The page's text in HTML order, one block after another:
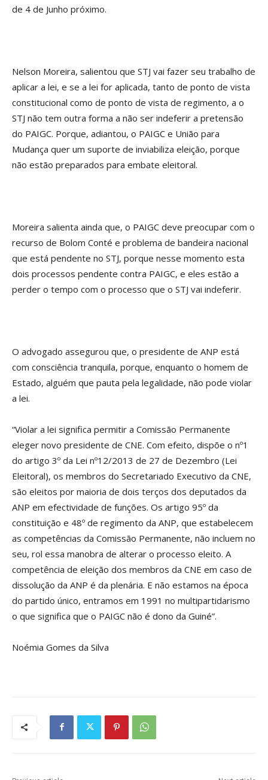
de 4 de Junho próximo.
Nelson Moreira, salientou que STJ vai fazer seu trabalho de
aplicar a lei, e se a lei for aplicada, tanto de ponto de vista
constitucional como de ponto de vista de regimento, a o
STJ não tem outra forma a não ser indeferir a pretensão
do PAIGC. Porque, adiantou, o PAIGC e União para
Mudança quer um suporte de inviabiliza eleição, porque
não estão preparados para embate eleitoral.
Moreira salienta ainda que, o PAIGC deve preocupar com o
recurso de Bolom Conté e problema de bandeira nacional
que está pendente no STJ, porque nesse momento esta
dois processos pendente contra PAIGC, e eles estão a
perder o tempo com o processo que o STJ vai indeferir.
O advogado assegurou que, o presidente de ANP está
com consciência tranquila, porque, enquanto o homem de
Estado, alguém que pauta pela legalidade, não pode violar
a lei.
“Violar a lei significa permitir a Comissão Permanente
eleger novo presidente de CNE. Com efeito, dispõe o nº1
do artigo 3º da Lei nº12/2013 de 27 de Dezembro (Lei
Eleitoral), os membros do Secretariado Executivo da CNE,
são eleitos por maioria de dois terços dos deputados da
ANP em efectividade de funções. Os artigo 95º da
constituição e 48º de regimento da ANP, que estabelecem
as competências da Comissão Permanente, não incluem no
seu, rol essa manobra de alterar o processo eleito. A
competência de eleição dos membros da CNE em caso de
dissolução da ANP é da plenária. E não estamos na época
do partido único, entramos em 1991 no multipartidarismo
o que significa que o PAIGC não é dono da Guiné”.
Noémia Gomes da Silva